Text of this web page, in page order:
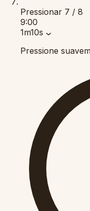
Pressionar 7 / 8
9:00
1m10s
Pressione